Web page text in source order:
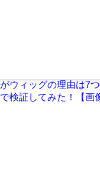
ウィッグの理由は7
検証してみた！【画